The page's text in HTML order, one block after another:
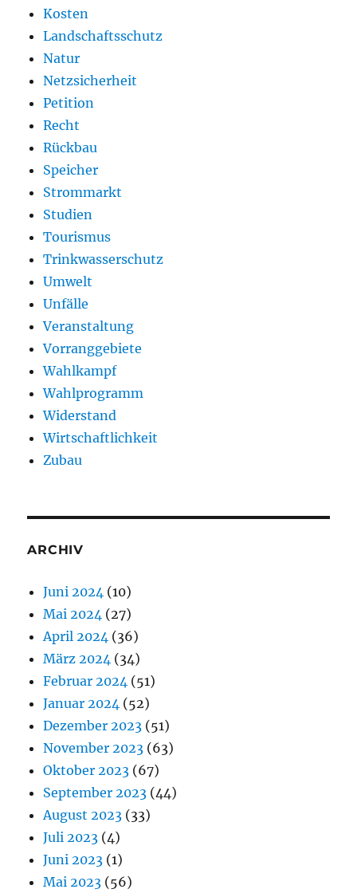
Kosten
Landschaftsschutz
Natur
Netzsicherheit
Petition
Recht
Rückbau
Speicher
Strommarkt
Studien
Tourismus
Trinkwasserschutz
Umwelt
Unfälle
Veranstaltung
Vorranggebiete
Wahlkampf
Wahlprogramm
Widerstand
Wirtschaftlichkeit
Zubau
ARCHIV
Juni 2024 (10)
Mai 2024 (27)
April 2024 (36)
März 2024 (34)
Februar 2024 (51)
Januar 2024 (52)
Dezember 2023 (51)
November 2023 (63)
Oktober 2023 (67)
September 2023 (44)
August 2023 (33)
Juli 2023 (4)
Juni 2023 (1)
Mai 2023 (56)